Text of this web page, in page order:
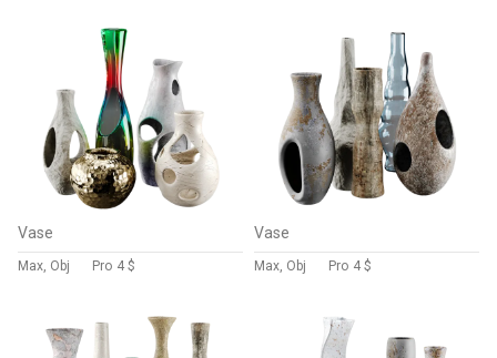
Vase
Max, Obj Pro 4 $
Vase
Max, Obj Pro 4 $